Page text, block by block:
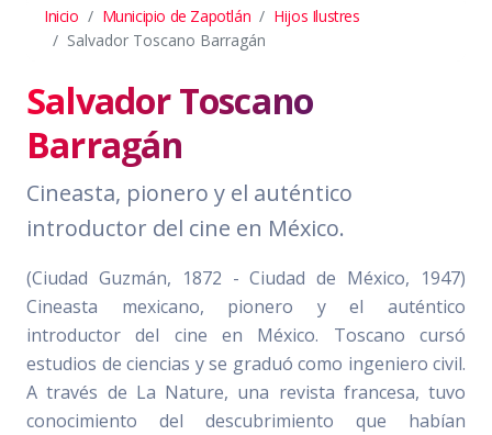
Inicio Municipio de Zapotlán
Hijos Ilustres
Salvador Toscano Barragán
Salvador Toscano
Barragán
Cineasta, pionero y el auténtico
introductor del cine en México.
(Ciudad Guzmán, 1872 - Ciudad de México, 1947)
Cineasta mexicano, pionero y el auténtico
introductor del cine en México. Toscano cursó
estudios de ciencias y se graduó como ingeniero civil.
A través de La Nature, una revista francesa, tuvo
conocimiento del descubrimiento que habían